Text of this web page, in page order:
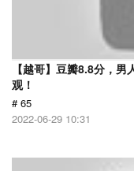
【越哥】豆瓣8.8分，
观！
# 65
2022-06-29 10:31